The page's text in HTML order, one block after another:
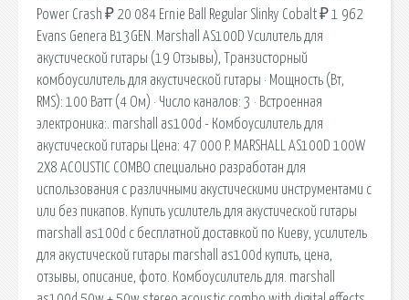
Power Crash ₽ 20 084 Ernie Ball Regular Slinky Cobalt ₽ 1 962
Evans Genera B13GEN. Marshall AS100D Усилитель для
акустической гитары (19 Отзывы), Транзисторный
комбоусилитель для акустической гитары · Мощность (Вт,
RMS): 100 Ватт (4 Oм) · Число каналов: 3 · Встроенная
электроника:. marshall as100d - Комбоусилитель для
акустической гитары Цена: 47 000 P. MARSHALL AS100D 100W
2X8 ACOUSTIC COMBO специально разработан для
использования с различными акустическими инструментами с
или без пикапов. Купить усилитель для акустической гитары
marshall as100d с бесплатной доставкой по Киеву, усилитель
для акустической гитары marshall as100d купить, цена,
отзывы, описание, фото. Комбоусилитель для. marshall